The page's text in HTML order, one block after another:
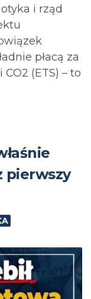
i rząd
płacą za
(ETS) – to
pierwszy